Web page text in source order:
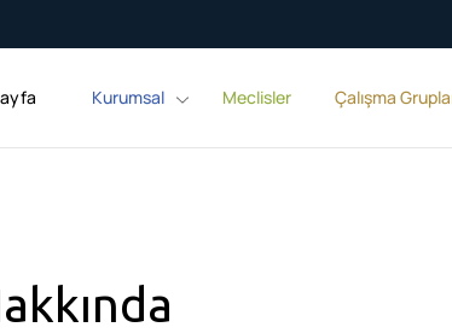
Kurumsal Meclisler Çalışma